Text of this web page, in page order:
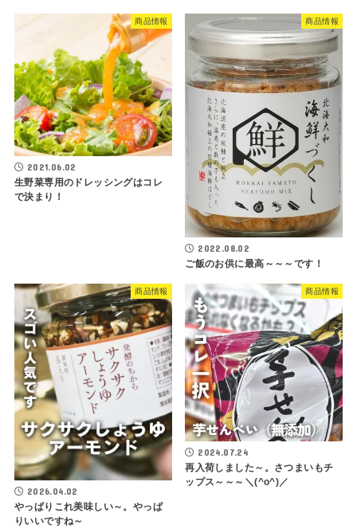
商品情報
2021.06.02
生野菜専用のドレッシングはコレ
で決まり！
商品情報
2022.08.02
ご飯のお供に最高～～～です！
商品情報
2026.04.02
やっぱりこれ美味しい～。やっぱ
りいいですね～
商品情報
2024.07.24
再入荷しました～。さつまいもチ
ップス～～～＼(^o^)／